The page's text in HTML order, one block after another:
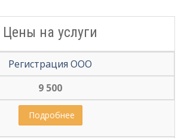
Цены на услуги
Регистрация ООО
9 500
Подробнее